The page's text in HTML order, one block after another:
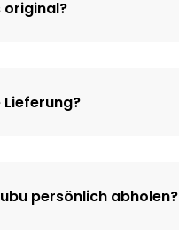
original?
persönlich abholen?